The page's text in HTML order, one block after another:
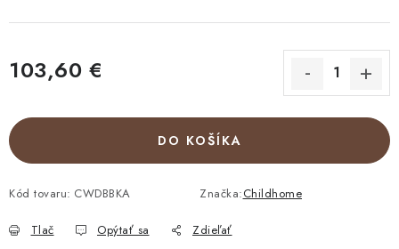
103,60 €
DO KOŠÍKA
Kód tovaru: CWDBBKA Značka:Childhome
Tlač Opýtať sa Zdieľať